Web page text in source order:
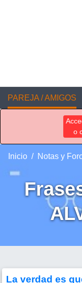
PAREJA / AMIGOS
o
Inicio Notas y
La verdad es